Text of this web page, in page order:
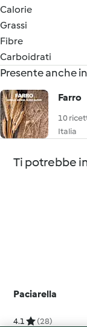
Calorie
Grassi
Fibre
Carboidrati
Presente anche in
Farro
10
Italia
Ti potrebbe
Paciarella
4.1 (28)